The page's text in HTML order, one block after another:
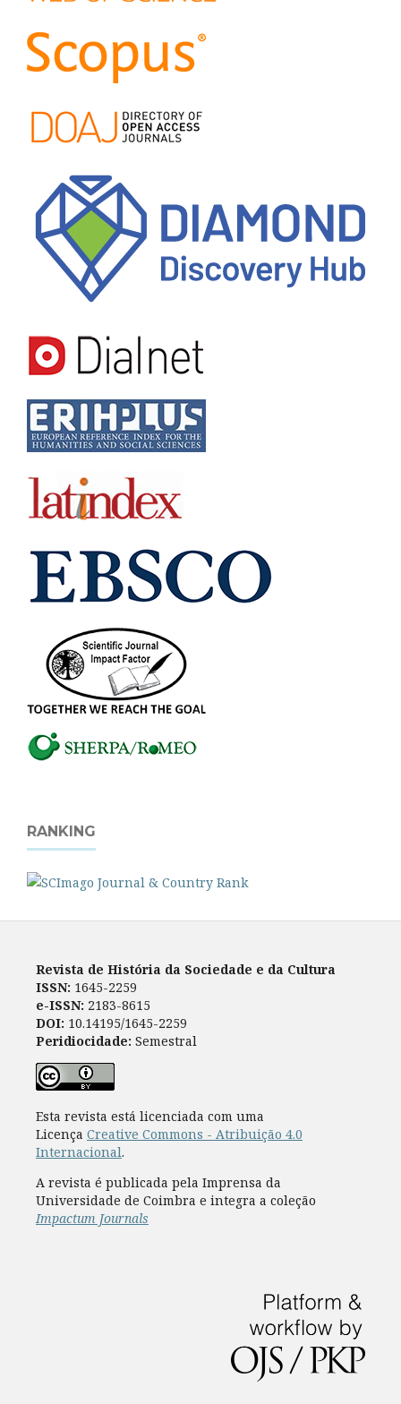
RANKING
Revista de História da Sociedade e da Cultura
ISSN: 1645-2259
e-ISSN: 2183-8615
DOI: 10.14195/1645-2259
Peridiocidade: Semestral
Esta revista está licenciada com uma
Licença Creative Commons - Atribuição 4.0
Internacional.
A revista é publicada pela Imprensa da
Universidade de Coimbra e integra a coleção
Impactum Journals